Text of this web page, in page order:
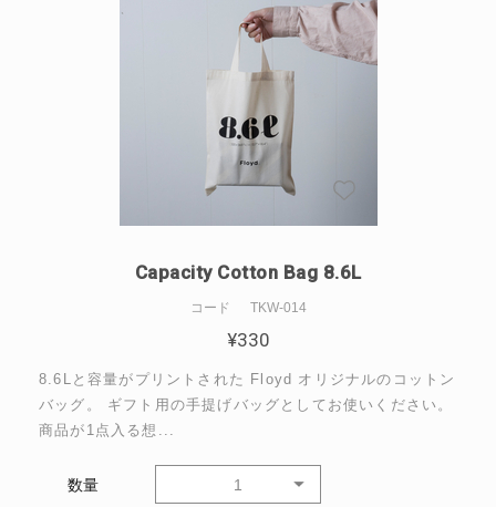
Capacity Cotton Bag 8.6L
コード TKW-014
¥330
8.6Lと容量がプリントされた Floyd オリジナルのコットン
バッグ。 ギフト用の手提げバッグとしてお使いください。
商品が1点入る想...
数量 1